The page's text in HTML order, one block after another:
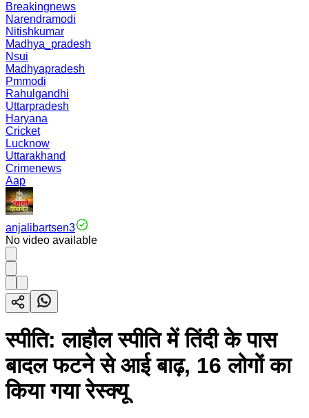
Breakingnews
Narendramodi
Nitishkumar
Madhya_pradesh
Nsui
Madhyapradesh
Pmmodi
Rahulgandhi
Uttarpradesh
Haryana
Cricket
Lucknow
Uttarakhand
Crimenews
Aap
anjalibartsen3
No video available
स्पीति: लाहौल स्पीति में तिंदी के पास
बादल फटने से आई बाढ़, 16 लोगों का
किया गया रेस्क्यू